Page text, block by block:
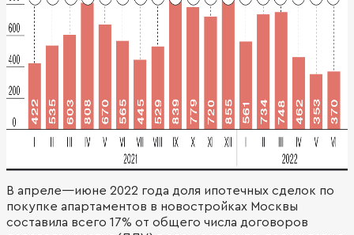
В апреле—июне 2022 года доля ипотечных сделок по
покупке апартаментов в новостройках Москвы
составила всего 17% от общего числа договоров